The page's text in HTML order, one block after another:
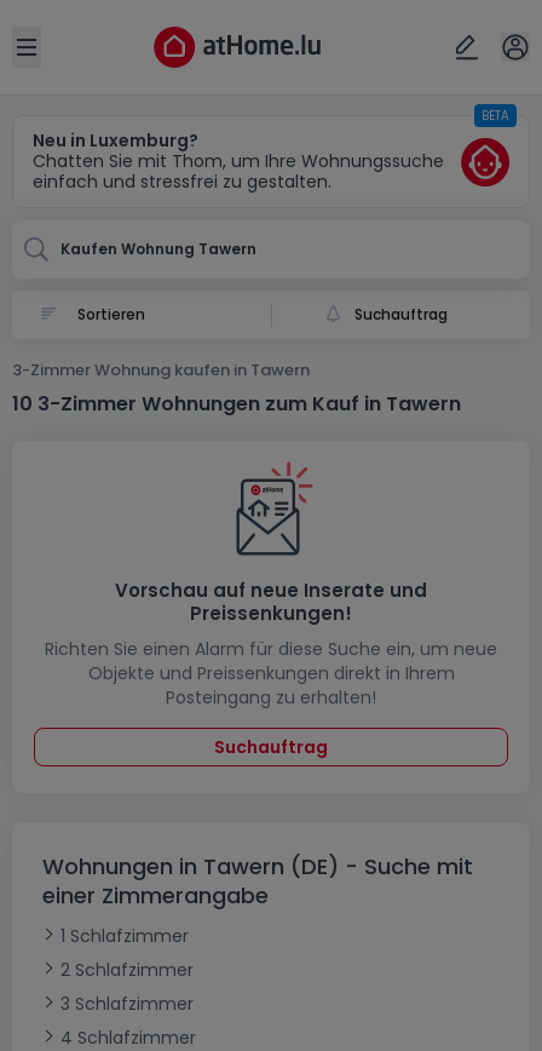
Open sidebar
Neu in Luxemburg?
Chatten Sie mit Thom, um Ihre Wohnungssuche
einfach und stressfrei zu gestalten.
BETA
Kaufen Wohnung Tawern
Suchauftrag
3-Zimmer Wohnung kaufen in Tawern
10 3-Zimmer Wohnungen zum Kauf in Tawern
Vorschau auf neue Inserate und
Preissenkungen!
Richten Sie einen Alarm für diese Suche ein, um neue
Objekte und Preissenkungen direkt in Ihrem
Posteingang zu erhalten!
Suchauftrag
Wohnungen in Tawern (DE) - Suche mit
einer Zimmerangabe
1 Schlafzimmer
2 Schlafzimmer
3 Schlafzimmer
4 Schlafzimmer
Ort
Abbrechen ok